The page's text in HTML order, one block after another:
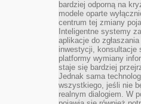
bardziej odporną na
modele oparte
centrum tej zmiany
Inteligentne systemy
aplikacje do
inwestycji, konsultacje
platformy wymiany
staje się bardziej
Jednak sama
wszystkiego, jeśli nie
realnym dialogiem. W